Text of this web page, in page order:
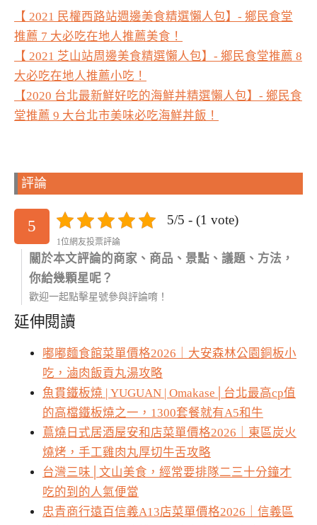
【 2021 民權西路站週邊美食精選懶人包】- 鄉民食堂
推薦 7 大必吃在地人推薦美食！
【 2021 芝山站周邊美食精選懶人包】- 鄉民食堂推薦 8
大必吃在地人推薦小吃！
【2020 台北最新鮮好吃的海鮮丼精選懶人包】- 鄉民食
堂推薦 9 大台北市美味必吃海鮮丼飯！
評論
5 5/5 - (1 vote)
1位網友投票評論
關於本文評論的商家、商品、景點、議題、方法，
你給幾顆星呢？
歡迎一起點擊星號參與評論唷！
延伸閱讀
嘟嘟麵食館菜單價格2026｜大安森林公園銅板小
吃，滷肉飯貢丸湯攻略
魚貫鐵板燒 | YUGUAN | Omakase│台北最高cp值
的高檔鐵板燒之一，1300套餐就有A5和牛
蔦燒日式居酒屋安和店菜單價格2026｜東區炭火
燒烤，手工雞肉丸厚切牛舌攻略
台灣三味│文山美食，經常要排隊二三十分鐘才
吃的到的人氣便當
忠青商行遠百信義A13店菜單價格2026｜信義區